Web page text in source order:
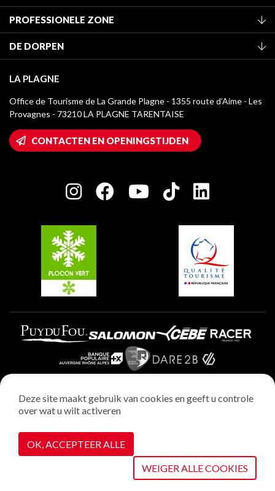
PROFESSIONELE ZONE
Classificatie van de gemeubileerde accommodaties
Verblijfstaks
Mediatheek
La Plagne logo's
Wifi toegang
Huis van de eigenaar
Charter van toegewijde spelers
DE DORPEN
Champagny-en-Vanoise
Montchavin - Les Coches
Plagne 1800
Plagne Villages
Plagne Aime 2000
LA PLAGNE
Office de Tourisme de La Grande Plagne - 1355 route d’Aime - Les
Provagnes - 73210 LA PLAGNE TARENTAISE
CONTACTEN EN OPENINGSTIJDEN
Wettelijke vermeldingen
Privacybeleid
Realisatie : StudioJuillet
Cookiebeheer
Deze site maakt gebruik van cookies en geeft u controle
over wat u wilt activeren
OK, ACCEPTEER ALLE
WEIGER ALLE COOKIES